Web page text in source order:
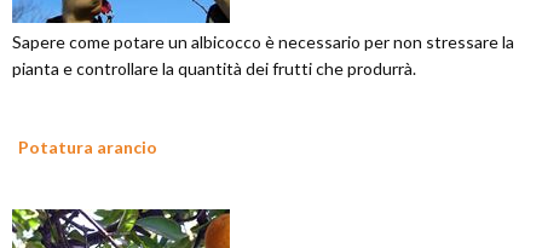
Sapere come potare un albicocco è necessario per non stressare la
pianta e controllare la quantità dei frutti che produrrà.
Potatura arancio